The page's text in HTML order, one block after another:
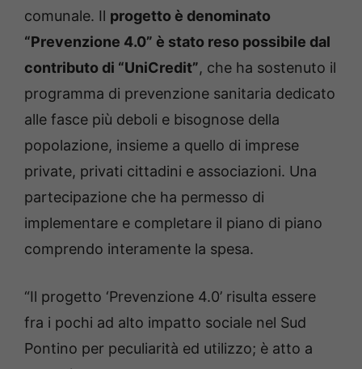
comunale. Il progetto è denominato
“Prevenzione 4.0” è stato reso possibile dal
contributo di “UniCredit”, che ha sostenuto il
programma di prevenzione sanitaria dedicato
alle fasce più deboli e bisognose della
popolazione, insieme a quello di imprese
private, privati cittadini e associazioni. Una
partecipazione che ha permesso di
implementare e completare il piano di piano
comprendo interamente la spesa.
“Il progetto ‘Prevenzione 4.0’ risulta essere
fra i pochi ad alto impatto sociale nel Sud
Pontino per peculiarità ed utilizzo; è atto a